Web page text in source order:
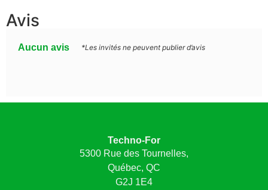
Avis
Aucun avis *Les invités ne peuvent publier d’avis
Techno-For
5300 Rue des Tournelles,
Québec, QC
G2J 1E4